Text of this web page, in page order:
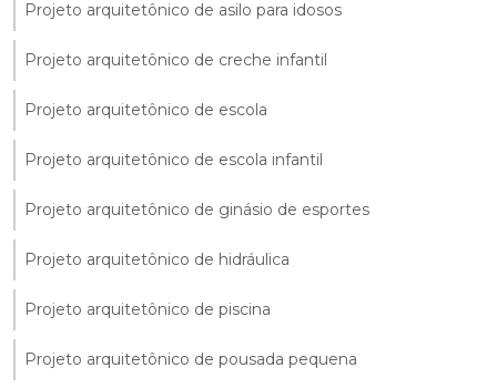
Projeto arquitetônico de asilo para idosos
Projeto arquitetônico de creche infantil
Projeto arquitetônico de escola
Projeto arquitetônico de escola infantil
Projeto arquitetônico de ginásio de esportes
Projeto arquitetônico de hidráulica
Projeto arquitetônico de piscina
Projeto arquitetônico de pousada pequena